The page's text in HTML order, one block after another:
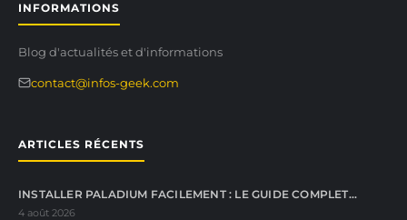
INFORMATIONS
Blog d'actualités et d'informations
contact@infos-geek.com
ARTICLES RÉCENTS
INSTALLER PALADIUM FACILEMENT : LE GUIDE COMPLET…
4 août 2026